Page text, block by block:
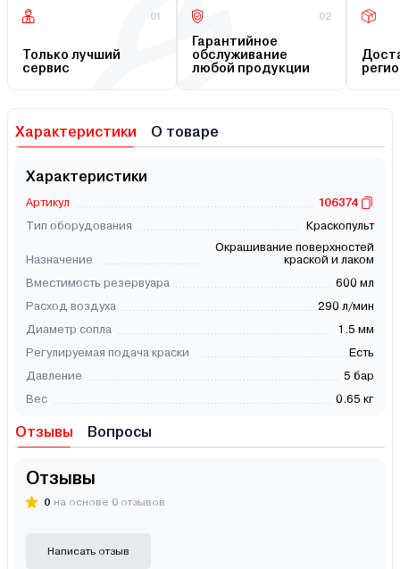
01
Только лучший
сервис
02
Гарантийное
обслуживание
любой продукции
Характеристики О товаре
Характеристики
Артикул
106374
Тип оборудования
Краскопульт
Назначение
Окрашивание поверхностей
краской и лаком
Вместимость резервуара
600 мл
Расход воздуха
290 л/мин
Диаметр сопла
1.5 мм
Регулируемая подача краски
Есть
Давление
5 бар
Вес
0.65 кг
Отзывы Вопросы
Отзывы
0 на основе 0 отзывов
Написать отзыв